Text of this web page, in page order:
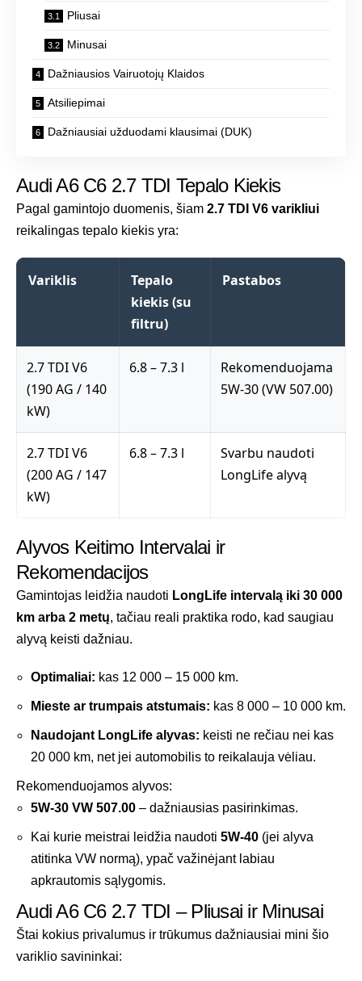
Pliusai
Minusai
Dažniausios Vairuotojų Klaidos
Atsiliepimai
Dažniausiai užduodami klausimai (DUK)
Audi A6 C6 2.7 TDI Tepalo Kiekis
Pagal gamintojo duomenis, šiam 2.7 TDI V6 varikliui
reikalingas tepalo kiekis yra:
Variklis
Tepalo
kiekis (su
filtru)
Pastabos
2.7 TDI V6
(190 AG / 140
kW)
6.8 – 7.3 l
Rekomenduojama
5W-30 (VW 507.00)
2.7 TDI V6
(200 AG / 147
kW)
6.8 – 7.3 l
Svarbu naudoti
LongLife alyvą
Alyvos Keitimo Intervalai ir
Rekomendacijos
Gamintojas leidžia naudoti LongLife intervalą iki 30 000
km arba 2 metų, tačiau reali praktika rodo, kad saugiau
alyvą keisti dažniau.
Optimaliai: kas 12 000 – 15 000 km.
Mieste ar trumpais atstumais: kas 8 000 – 10 000 km.
Naudojant LongLife alyvas: keisti ne rečiau nei kas
20 000 km, net jei automobilis to reikalauja vėliau.
Rekomenduojamos alyvos:
5W-30 VW 507.00 – dažniausias pasirinkimas.
Kai kurie meistrai leidžia naudoti 5W-40 (jei alyva
atitinka VW normą), ypač važinėjant labiau
apkrautomis sąlygomis.
Audi A6 C6 2.7 TDI – Pliusai ir Minusai
Štai kokius privalumus ir trūkumus dažniausiai mini šio
variklio savininkai: